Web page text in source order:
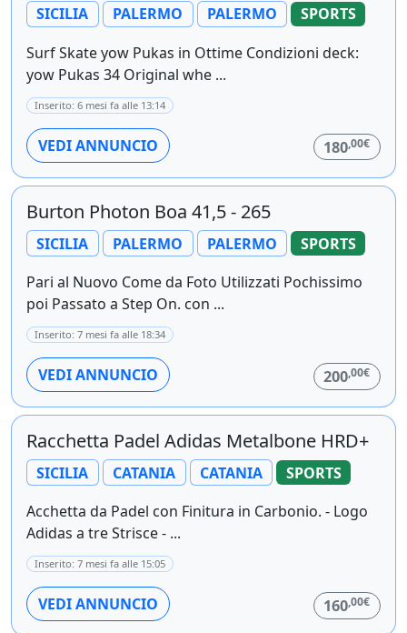
SICILIA PALERMO PALERMO
SPORTS
Surf Skate yow Pukas in Ottime Condizioni deck:
yow Pukas 34 Original whe ...
Inserito: 6 mesi fa alle 13:14
VEDI ANNUNCIO 180,00€
Burton Photon Boa 41,5 - 265
SICILIA PALERMO PALERMO
SPORTS
Pari al Nuovo Come da Foto Utilizzati Pochissimo
poi Passato a Step On. con ...
Inserito: 7 mesi fa alle 18:34
VEDI ANNUNCIO 200,00€
Racchetta Padel Adidas Metalbone HRD+
SICILIA CATANIA CATANIA
SPORTS
Acchetta da Padel con Finitura in Carbonio. - Logo
Adidas a tre Strisce - ...
Inserito: 7 mesi fa alle 15:05
VEDI ANNUNCIO 160,00€